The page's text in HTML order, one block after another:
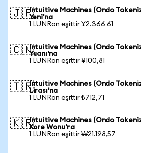
🇯🇵Intuitive Machines (Ondo
Yeni'na
1 LUNRon eşittir ¥2.366,61
🇨🇳Intuitive Machines (Ondo
Yuanı'na
1 LUNRon eşittir ¥100,81
🇹🇷Intuitive Machines (Ondo
Lirası'na
1 LUNRon eşittir ₺712,71
🇰🇷Intuitive Machines (Ondo
Kore Wonu'na
1 LUNRon eşittir ₩21.198,57